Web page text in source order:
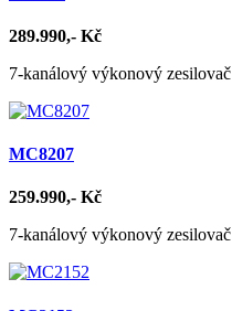
289.990,- Kč
7-kanálový výkonový zesilovač
MC8207
259.990,- Kč
7-kanálový výkonový zesilovač